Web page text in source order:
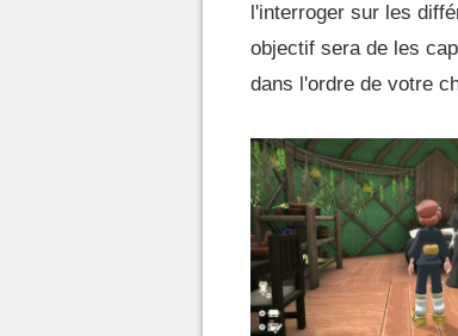
l'interroger sur les
objectif sera de les
dans l'ordre de votre